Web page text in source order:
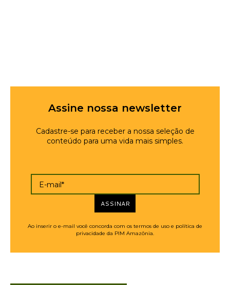
Assine nossa newsletter
Cadastre-se para receber a nossa seleção de
conteúdo para uma vida mais simples.
E-mail*
ASSINAR
Ao inserir o e-mail você concorda com os termos de uso e política de
privacidade da PIM Amazônia.